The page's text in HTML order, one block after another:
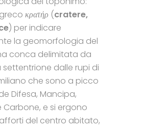
κρατήρ (cratere,
) per indicare
la geomorfologia del
conca delimitata da
dalle rupi di
che sono a picco
Difesa, Mancipa,
Carbone, e si ergono
del centro abitato,